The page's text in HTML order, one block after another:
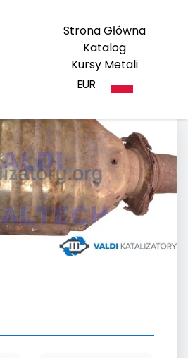
Strona Główna
Katalog
Kursy Metali
EUR